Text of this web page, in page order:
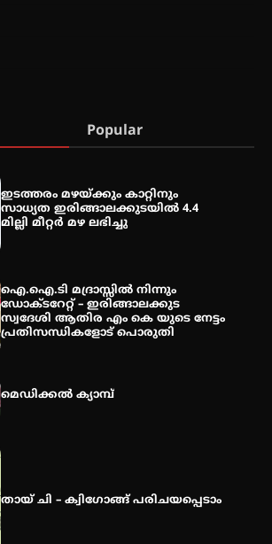
എസ് എൻ ഹയർ സെക്കൻഡറി
വിദ്യാർത്ഥികൾ
2026 കവിതാ ചർച്ച കാട്ടൂർ, ടി. കെ.
ബാലൻ ഹാളിൽ 16ന്
Popular
ഇടത്തരം മഴയ്ക്കും കാറ്റിനും
സാധ്യത ഇരിങ്ങാലക്കുടയിൽ 4.4
മില്ലി മീറ്റർ മഴ ലഭിച്ചു
ഐ.ഐ.ടി മദ്രാസ്സിൽ നിന്നും
ഡോക്ടറേറ്റ് – ഇരിങ്ങാലക്കുട
സ്വദേശി ആതിര എം കെ യുടെ നേട്ടം
പ്രതിസന്ധികളോട് പൊരുതി
മെഡിക്കൽ ക്യാമ്പ്
തായ് ചി – ക്വിഗോങ്ങ് പരിചയപ്പെടാം